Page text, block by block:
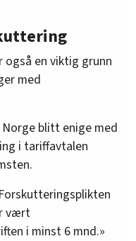
også en viktig grunn
med
blitt enige med
i tariffavtalen
vært
i minst 6 mnd.»